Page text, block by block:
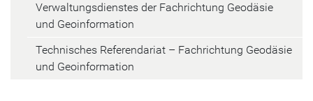
Verwaltungsdienstes der Fachrichtung Geodäsie
und Geoinformation
Technisches Referendariat – Fachrichtung Geodäsie
und Geoinformation